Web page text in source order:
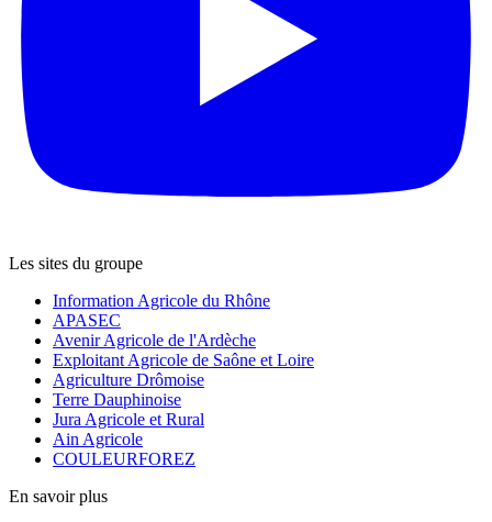
Les sites du groupe
Information Agricole du Rhône
APASEC
Avenir Agricole de l'Ardèche
Exploitant Agricole de Saône et Loire
Agriculture Drômoise
Terre Dauphinoise
Jura Agricole et Rural
Ain Agricole
COULEURFOREZ
En savoir plus